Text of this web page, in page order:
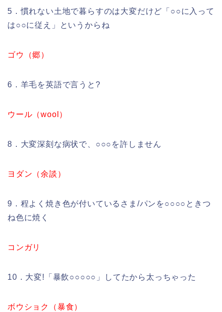
5．慣れない土地で暮らすのは大変だけど「○○に入って
は○○に従え」というからね
ゴウ（郷）
6．羊毛を英語で言うと?
ウール（wool）
8．大変深刻な病状で、○○○を許しません
ヨダン（余談）
9．程よく焼き色が付いているさま/パンを○○○○ときつ
ね色に焼く
コンガリ
10．大変!「暴飲○○○○○」してたから太っちゃった
ボウショク（暴食）